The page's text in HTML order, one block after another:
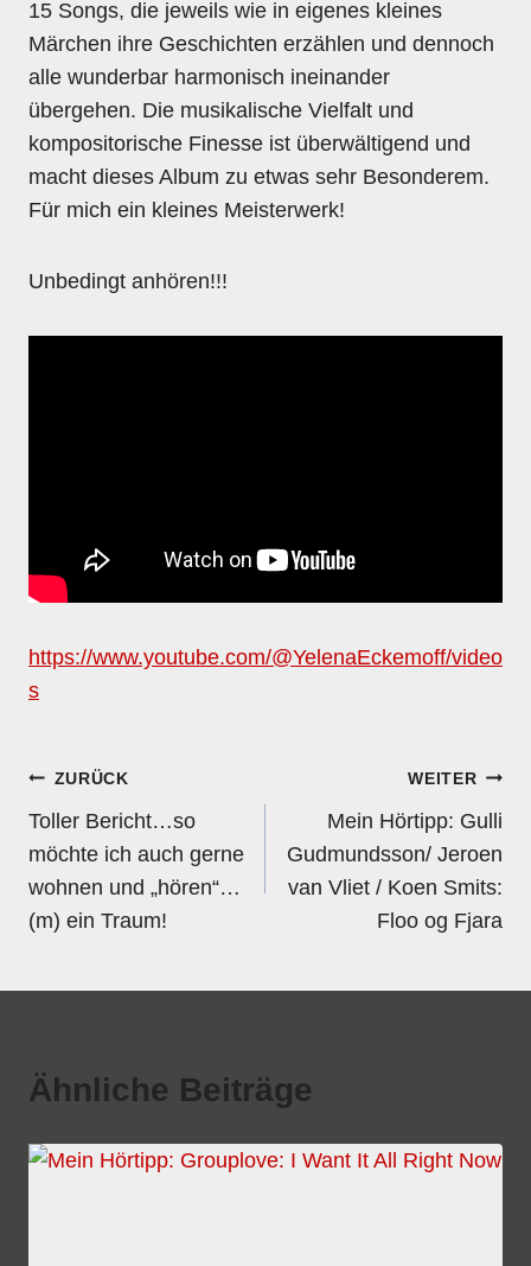
15 Songs, die jeweils wie in eigenes kleines
Märchen ihre Geschichten erzählen und dennoch
alle wunderbar harmonisch ineinander
übergehen. Die musikalische Vielfalt und
kompositorische Finesse ist überwältigend und
macht dieses Album zu etwas sehr Besonderem.
Für mich ein kleines Meisterwerk!
Unbedingt anhören!!!
https://www.youtube.com/@YelenaEckemoff/video
s
Beitragsnavigation
ZURÜCK
Toller Bericht…so
möchte ich auch gerne
wohnen und „hören“…
(m) ein Traum!
WEITER
Mein Hörtipp: Gulli
Gudmundsson/ Jeroen
van Vliet / Koen Smits:
Floo og Fjara
Ähnliche Beiträge